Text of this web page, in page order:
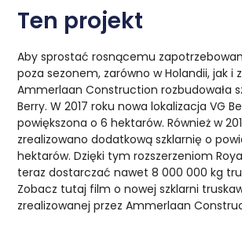
Ten projekt
Aby sprostać rosnącemu
poza sezonem, zarówno w Holandii, jak i
Ammerlaan Construction rozbudowała
Berry. W 2017 roku nowa lokalizacja VG Berry została
powiększona o 6 hektarów. Również w
zrealizowano dodatkową szklarnię o
hektarów. Dzięki tym rozszerzeniom
teraz dostarczać nawet 8 000 000 kg
Zobacz tutaj film o nowej szklarni
zrealizowanej przez Ammerlaan